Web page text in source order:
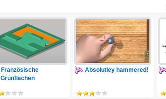
Französische
Grünflächen
Absolutley hammered!